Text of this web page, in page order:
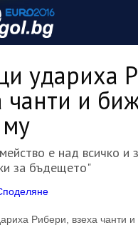
удариха
чанти и
е над всичко и
за бъдещето"